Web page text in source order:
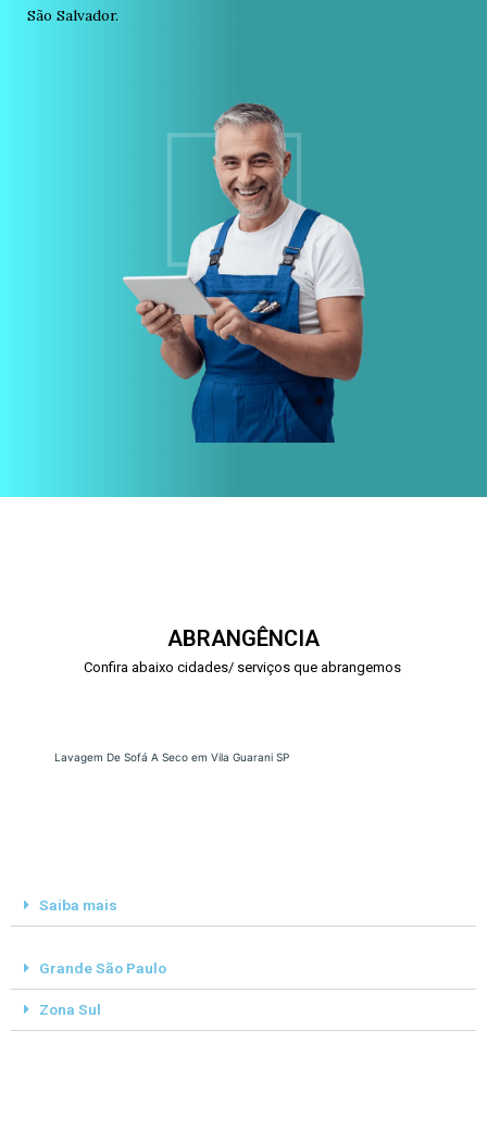
São Salvador.
ABRANGÊNCIA
Confira abaixo cidades/ serviços que abrangemos
Lavagem De Sofá A Seco em Vila Guarani SP
Saiba mais
Grande São Paulo
Zona Sul